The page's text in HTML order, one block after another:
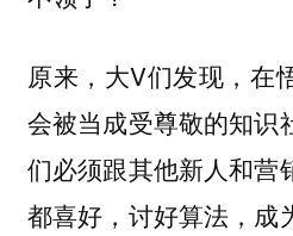
原来，大V们发现，在
会被当成受尊敬的知识
们必须跟其他新人和营
都喜好，讨好算法，成